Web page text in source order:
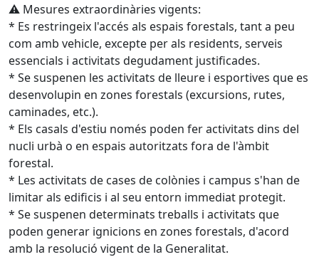
⚠️ Mesures extraordinàries vigents:
* Es restringeix l'accés als espais forestals, tant a peu
com amb vehicle, excepte per als residents, serveis
essencials i activitats degudament justificades.
* Se suspenen les activitats de lleure i esportives que es
desenvolupin en zones forestals (excursions, rutes,
caminades, etc.).
* Els casals d'estiu només poden fer activitats dins del
nucli urbà o en espais autoritzats fora de l'àmbit
forestal.
* Les activitats de cases de colònies i campus s'han de
limitar als edificis i al seu entorn immediat protegit.
* Se suspenen determinats treballs i activitats que
poden generar ignicions en zones forestals, d'acord
amb la resolució vigent de la Generalitat.